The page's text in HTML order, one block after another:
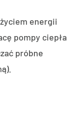
energii
pompy ciepła
próbne